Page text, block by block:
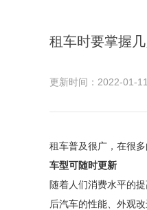
租车时要掌握
更新时间：2022-01-11
租车普及很广，在很
车型可随时更新
随着人们消费水平的
后汽车的性能、外观